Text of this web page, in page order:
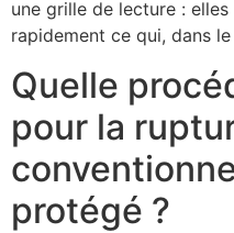
une grille de lecture :
rapidement ce qui, dans
Quelle
pour la
protégé ?